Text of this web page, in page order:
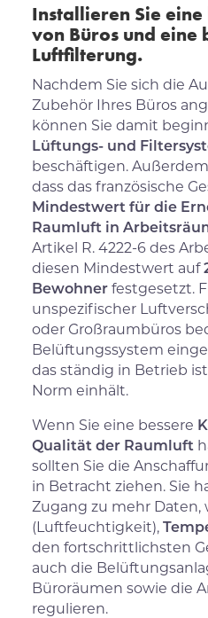
Installieren Sie
von Büros und eine
Luftfilterung.
Nachdem Sie sich die
Zubehör Ihres Büros
können Sie damit
Lüftungs- und
beschäftigen.
dass das französische
Mindestwert für die
Raumluft in
Artikel R. 4222-6 des
diesen Mindestwert auf
Bewohnerfestgesetzt.
unspezifischer
oder Großraumbüros
Belüftungssystem
das ständig in Betrieb
Norm einhält.
Wenn Sie eine bessere
Qualität der Raumluft
sollten Sie die
in Betracht ziehen. Sie
Zugang zu mehr Daten,
(Luftfeuchtigkeit),
den fortschrittlichsten
auch die
Büroräumen sowie die
regulieren.